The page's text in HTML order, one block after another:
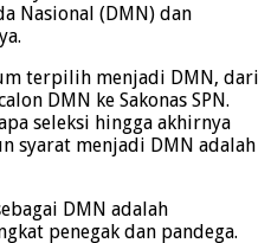
Nasional (DMN) dan
terpilih menjadi DMN, dari
DMN ke Sakonas SPN.
seleksi hingga akhirnya
syarat menjadi DMN adalah
DMN adalah
penegak dan pandega.